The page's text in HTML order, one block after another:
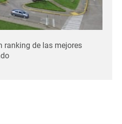
ranking de las mejores